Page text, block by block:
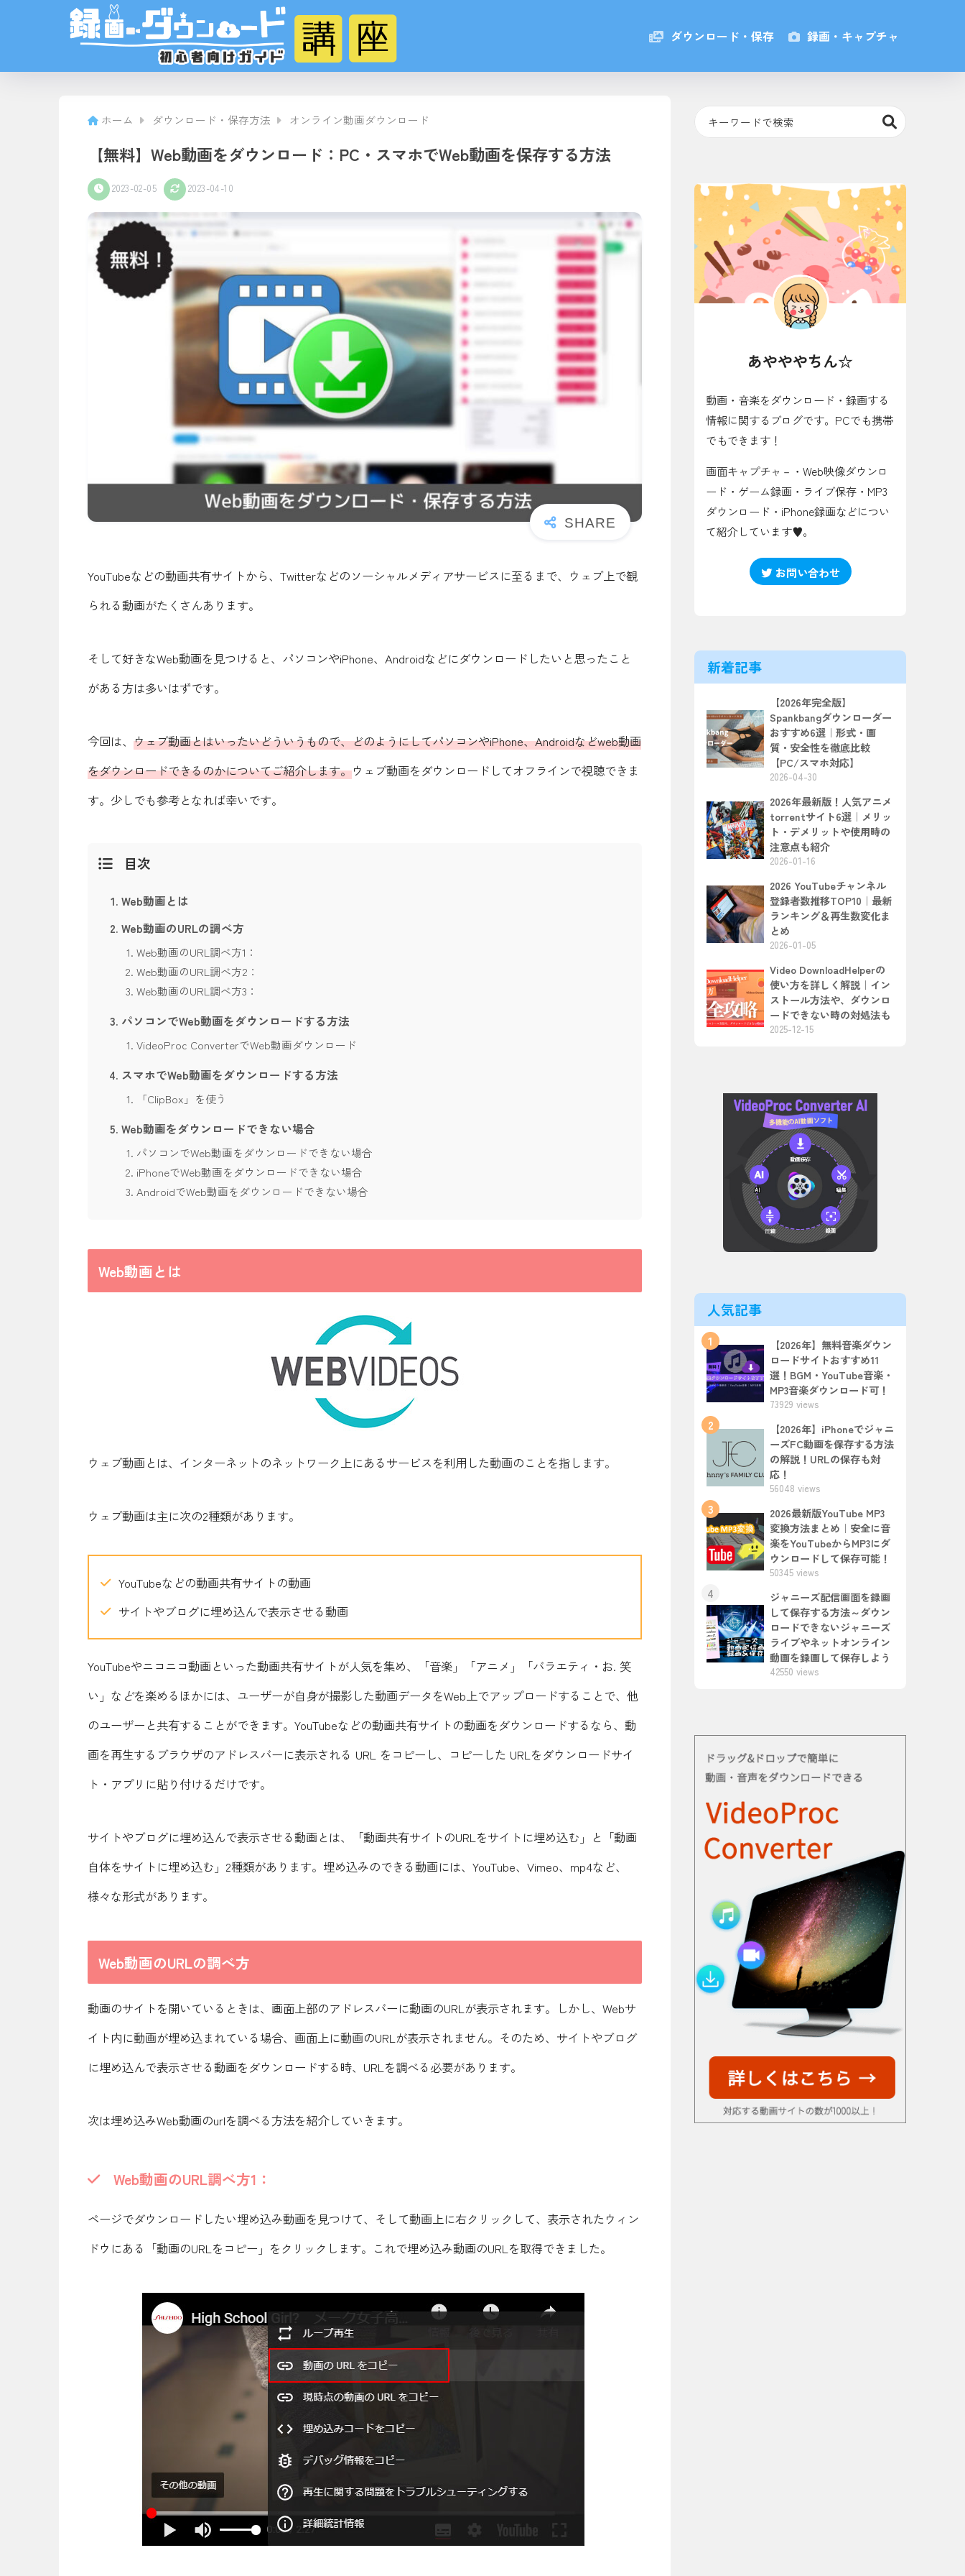
ダウンロード・保存 録画・キャプチャ
ホーム ダウンロード・保存方法 オンライン動画ダウンロード
【無料】Web動画をダウンロード：PC・スマホでWeb動画を保存する方法
2023-02-05 2023-04-10
YouTubeなどの動画共有サイトから、Twitterなどのソーシャルメディアサービスに至るまで、ウェブ上で観
られる動画がたくさんあります。
そして好きなWeb動画を見つけると、パソコンやiPhone、Androidなどにダウンロードしたいと思ったこと
がある方は多いはずです。
今回は、 ウェブ動画とはいったいどういうもので、どのようにしてパソコンやiPhone、Androidなどweb動画
をダウンロードできるのかについてご紹介します。ウェブ動画をダウンロードしてオフラインで視聴できま
す。少しでも参考となれば幸いです。
目次
Web動画とは
Web動画のURLの調べ方
Web動画のURL調べ方1：
Web動画のURL調べ方2：
Web動画のURL調べ方3：
パソコンでWeb動画をダウンロードする方法
VideoProc ConverterでWeb動画ダウンロード
スマホでWeb動画をダウンロードする方法
「ClipBox」を使う
Web動画をダウンロードできない場合
パソコンでWeb動画をダウンロードできない場合
iPhoneでWeb動画をダウンロードできない場合
AndroidでWeb動画をダウンロードできない場合
Web動画とは
ウェブ動画とは、インターネットのネットワーク上にあるサービスを利用した動画のことを指します。
ウェブ動画は主に次の2種類があります。
YouTubeなどの動画共有サイトの動画
サイトやブログに埋め込んで表示させる動画
YouTubeやニコニコ動画といった動画共有サイトが人気を集め、「音楽」「アニメ」「バラエティ・お. 笑
い」な どを楽めるほかには、ユーザーが自身が撮影した動画データをWeb上でアップロードすることで、他
のユーザーと共有することができます。YouTubeなどの動画共有サイトの動画をダウンロードするなら、動
画を再生するブラウザのアドレスバーに表示される URL をコピーし、コピーした URLをダウンロードサイ
ト・アプリに貼り付けるだけです。
サイトやブログに埋め込んで表示させる動画とは、「動画共有サイトのURLをサイトに埋め込む」と「動画
自体をサイトに埋め込む」2種類があります。埋め込みのできる動画には、YouTube、Vimeo、mp4など、
様々な形式があります。
Web動画のURLの調べ方
動画のサイトを開いているときは、画面上部のアドレスバーに動画のURLが表示されます。しかし、Webサ
イト内に動画が埋め込まれている場合、画面上に動画のURLが表示されません。そのため、サイトやブログ
に埋め込んで表示させる動画をダウンロードする時、URLを調べる必要があります。
次は埋め込みWeb動画のurlを調べる方法を紹介していきます。
Web動画のURL調べ方1：
ページでダウンロードしたい埋め込み動画を見つけて、そして動画上に右クリックして、表示されたウィン
ドウにある「動画のURLをコピー」をクリックします。これで埋め込み動画のURLを取得できました。
あやややちん☆
動画・音楽をダウンロード・録画する
情報に関するブログです。PCでも携帯
でもできます！
画面キャプチャ－・Web映像ダウンロ
ード・ゲーム録画・ライブ保存・MP3
ダウンロード・iPhone録画などについ
て紹介しています♥。
お問い合わせ
新着記事
【2026年完全版】
Spankbangダウンローダー
おすすめ6選｜形式・画
質・安全性を徹底比較
【PC/スマホ対応】
2026-04-30
2026年最新版！人気アニメ
torrentサイト6選｜メリッ
ト・デメリットや使用時の
注意点も紹介
2026-01-16
2026 YouTubeチャンネル
登録者数推移TOP10｜最新
ランキング＆再生数変化ま
とめ
2026-01-05
Video DownloadHelperの
使い方を詳しく解説｜イン
ストール方法や、ダウンロ
ードできない時の対処法も
2025-12-15
人気記事
1
【2026年】無料音楽ダウン
ロードサイトおすすめ11
選！BGM・YouTube音楽・
MP3音楽ダウンロード可！
73929 views
2
【2026年】iPhoneでジャニ
ーズFC動画を保存する方法
の解説！URLの保存も対
応！
56048 views
3
2026最新版YouTube MP3
変換方法まとめ｜安全に音
楽をYouTubeからMP3にダ
ウンロードして保存可能！
50345 views
4
ジャニーズ配信画面を録画
して保存する方法～ダウン
ロードできないジャニーズ
ライブやネットオンライン
動画を録画して保存しよう
42550 views